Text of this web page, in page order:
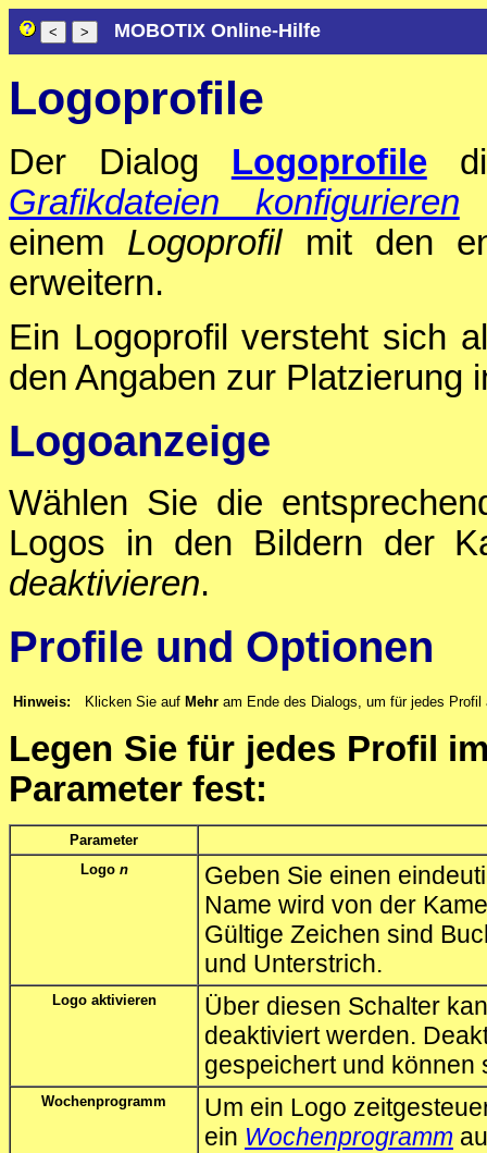
MOBOTIX Online-Hilfe
Logoprofile
Der Dialog Logoprofile
Grafikdateien konfigurieren
einem Logoprofilmit den
erweitern.
Ein Logoprofil versteht sich
den Angaben zur Platzierung
Logoanzeige
Wählen Sie die
Logos in den Bildern der
deaktivieren.
Profile und Optionen
Hinweis: Klicken Sie auf Mehr am Ende des Dialogs, um für jedes
Legen Sie für jedes Profil
Parameter fest:
Parameter
Logo n
Geben Sie einen
Name wird von der
Gültige Zeichen sind
und Unterstrich.
Logo aktivieren
Über diesen Schalter
deaktiviert werden.
gespeichert und können
Wochenprogramm
Um ein Logo
ein Wochenprogramm